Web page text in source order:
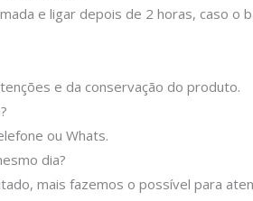
e ligar depois de 2 horas, caso o
e da conservação do produto.
ou Whats.
dia?
mais fazemos o possível para